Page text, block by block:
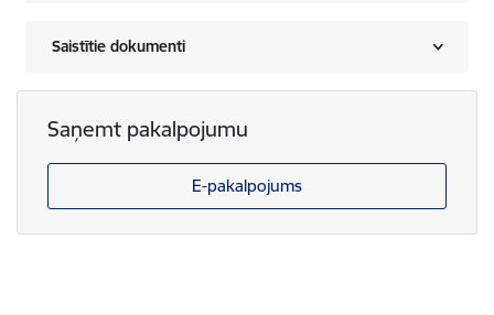
Saistītie dokumenti
Saņemt pakalpojumu
E-pakalpojums